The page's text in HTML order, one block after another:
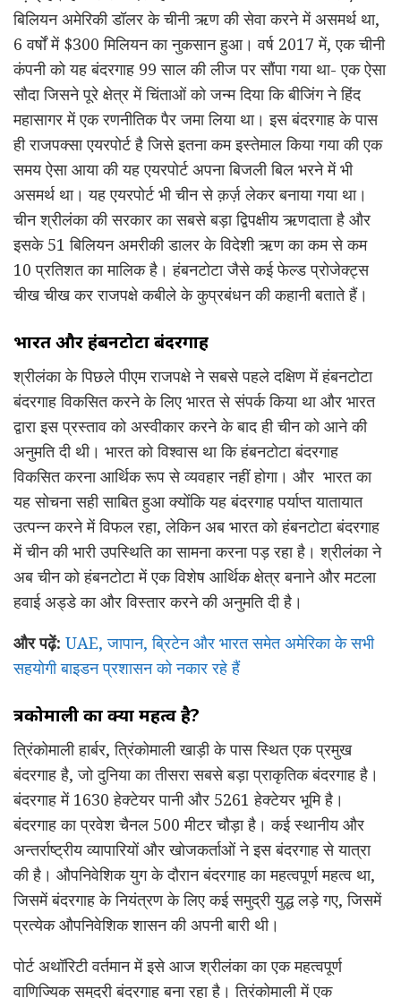
बिलियन अमेरिकी डॉलर के चीनी ऋण की सेवा करने में असमर्थ था,
6 वर्षों में $300 मिलियन का नुकसान हुआ। वर्ष 2017 में, एक चीनी
कंपनी को यह बंदरगाह 99 साल की लीज पर सौंपा गया था- एक ऐसा
सौदा जिसने पूरे क्षेत्र में चिंताओं को जन्म दिया कि बीजिंग ने हिंद
महासागर में एक रणनीतिक पैर जमा लिया था। इस बंदरगाह के पास
ही राजपक्सा एयरपोर्ट है जिसे इतना कम इस्तेमाल किया गया की एक
समय ऐसा आया की यह एयरपोर्ट अपना बिजली बिल भरने में भी
असमर्थ था। यह एयरपोर्ट भी चीन से क़र्ज़ लेकर बनाया गया था।
चीन श्रीलंका की सरकार का सबसे बड़ा द्विपक्षीय ऋणदाता है और
इसके 51 बिलियन अमरीकी डालर के विदेशी ऋण का कम से कम
10 प्रतिशत का मालिक है। हंबनटोटा जैसे कई फेल्ड प्रोजेक्ट्स
चीख चीख कर राजपक्षे कबीले के कुप्रबंधन की कहानी बताते हैं।
भारत और हंबनटोटा बंदरगाह
श्रीलंका के पिछले पीएम राजपक्षे ने सबसे पहले दक्षिण में हंबनटोटा
बंदरगाह विकसित करने के लिए भारत से संपर्क किया था और भारत
द्वारा इस प्रस्ताव को अस्वीकार करने के बाद ही चीन को आने की
अनुमति दी थी। भारत को विश्वास था कि हंबनटोटा बंदरगाह
विकसित करना आर्थिक रूप से व्यवहार नहीं होगा। और भारत का
यह सोचना सही साबित हुआ क्योंकि यह बंदरगाह पर्याप्त यातायात
उत्पन्न करने में विफल रहा, लेकिन अब भारत को हंबनटोटा बंदरगाह
में चीन की भारी उपस्थिति का सामना करना पड़ रहा है। श्रीलंका ने
अब चीन को हंबनटोटा में एक विशेष आर्थिक क्षेत्र बनाने और मटला
हवाई अड्डे का और विस्तार करने की अनुमति दी है।
और पढ़ें: UAE, जापान, ब्रिटेन और भारत समेत अमेरिका के सभी
सहयोगी बाइडन प्रशासन को नकार रहे हैं
त्रिंकोमाली का क्या महत्व है?
त्रिंकोमाली हार्बर, त्रिंकोमाली खाड़ी के पास स्थित एक प्रमुख
बंदरगाह है, जो दुनिया का तीसरा सबसे बड़ा प्राकृतिक बंदरगाह है।
बंदरगाह में 1630 हेक्टेयर पानी और 5261 हेक्टेयर भूमि है।
बंदरगाह का प्रवेश चैनल 500 मीटर चौड़ा है। कई स्थानीय और
अन्तर्राष्ट्रीय व्यापारियों और खोजकर्ताओं ने इस बंदरगाह से यात्रा
की है। औपनिवेशिक युग के दौरान बंदरगाह का महत्वपूर्ण महत्व था,
जिसमें बंदरगाह के नियंत्रण के लिए कई समुद्री युद्ध लड़े गए, जिसमें
प्रत्येक औपनिवेशिक शासन की अपनी बारी थी।
पोर्ट अथॉरिटी वर्तमान में इसे आज श्रीलंका का एक महत्वपूर्ण
वाणिज्यिक समुद्री बंदरगाह बना रहा है। त्रिंकोमाली में एक